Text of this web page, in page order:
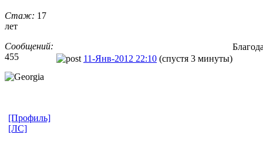
Стаж: 17
лет
Сообщений:
455
11-Янв-2012 22:10 (спустя 3 минуты)
[Профиль]
[ЛС]